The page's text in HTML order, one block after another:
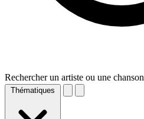
Rechercher un artiste ou une chanson
Thématiques